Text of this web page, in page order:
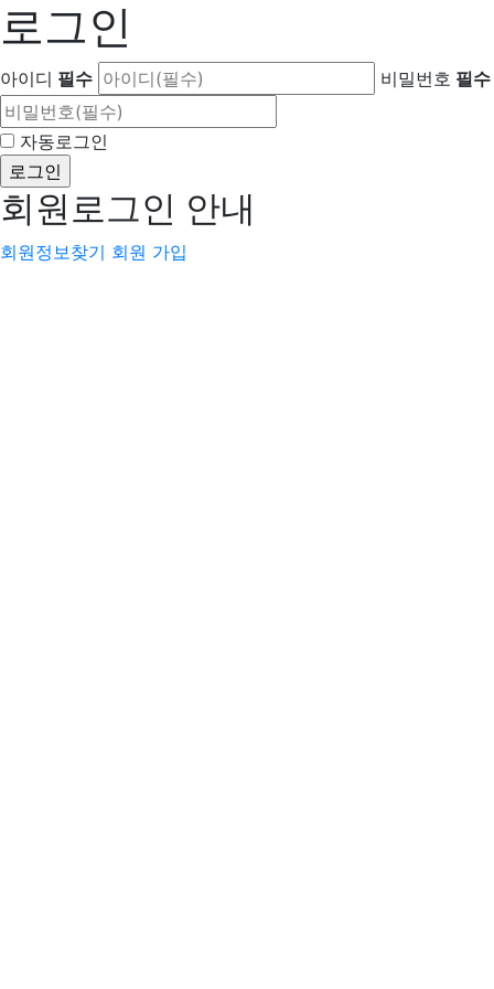
로그인
아이디 필수 비밀번호 필수
자동로그인
회원로그인 안내
회원정보찾기 회원 가입